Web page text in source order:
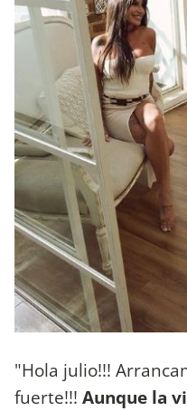
"Hola julio!!!
fuerte!!! Aunque la